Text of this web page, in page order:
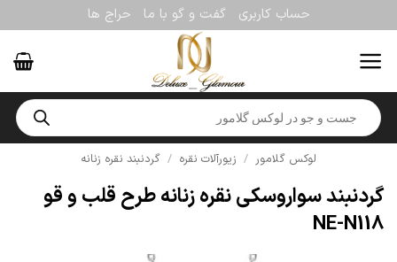
to
content
حساب کاربری گفت و گو با ما حراج ها
Products
search
لوکس گلامور / زیورآلات نقره / گردنبند نقره زنانه
گردنبند سواروسکی نقره زنانه طرح قلب و قو
NE-N118